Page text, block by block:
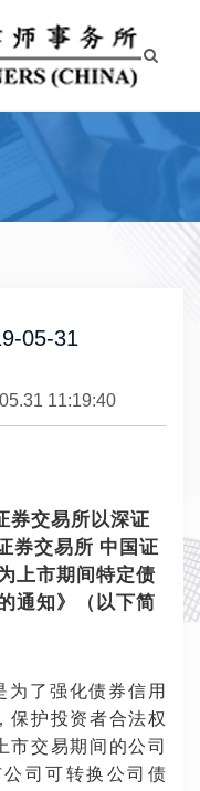
05-31
11:19:40
券交易所以深证
券交易所 中国证
上市期间特定债
通知》（以下简
为了强化债券信用
保护投资者合法权
市交易期间的公司
司可转换公司债